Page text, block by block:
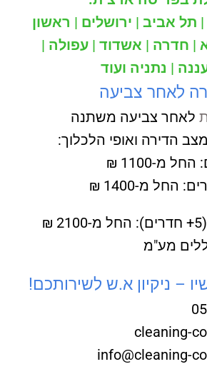
תל אביב | ירושלים | ראשון
| חדרה | אשדוד | עפולה |
| נתניה ועוד
לאחר צביעה
לאחר צביעה משתנה
הדירה ואופי הלכלוך:
מע"מ
– ניקיון א.ש לשירותכם!